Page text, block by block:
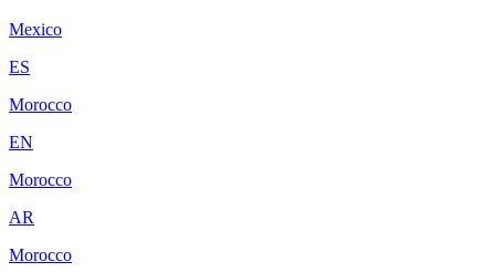
Mexico
ES
Morocco
EN
Morocco
AR
Morocco